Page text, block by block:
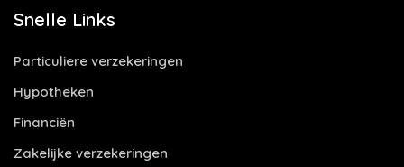
Snelle Links
Particuliere verzekeringen
Hypotheken
Financiën
Zakelijke verzekeringen